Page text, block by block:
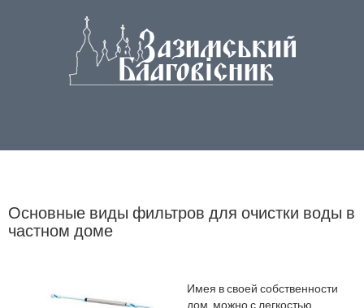
Основные виды фильтров для очистки воды в
частном доме
Имея в своей собственности